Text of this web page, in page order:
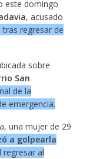
este domingo
, acusado
regresar de
sobre
San
de la
emergencia.
una mujer de 29
a golpearla
regresar al